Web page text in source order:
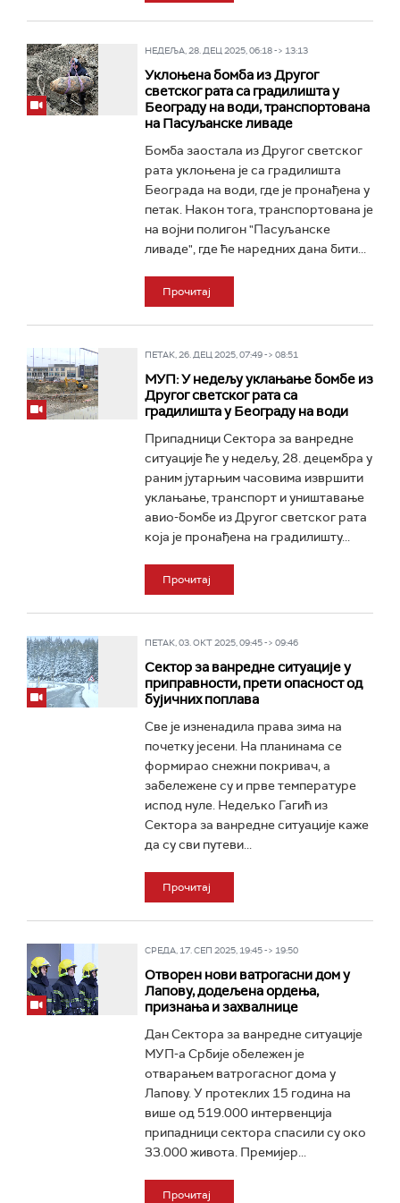
НЕДЕЉА, 28. ДЕЦ 2025, 06:18 -> 13:13
Уклoњена бомба из Другог
светског рата са градилишта у
Београду на води, транспортована
на Пасуљанске ливаде
Бомба заостала из Другог светског
рата уклоњена је са градилишта
Београда на води, где је пронађена у
петак. Након тога, транспортована је
на војни полигон "Пасуљанске
ливаде", где ће наредних дана бити...
Прочитај
ПЕТАК, 26. ДЕЦ 2025, 07:49 -> 08:51
МУП: У недељу уклањање бомбе из
Другог светског рата са
градилишта у Београду на води
Припадници Сектора за ванредне
ситуације ће у недељу, 28. децембра у
раним јутарњим часовима извршити
уклањање, транспорт и уништавање
авио-бомбе из Другог светског рата
која је пронађена на градилишту...
Прочитај
ПЕТАК, 03. ОКТ 2025, 09:45 -> 09:46
Сектор за ванредне ситуације у
приправности, прети опасност од
бујичних поплава
Све је изненадила права зима на
почетку јесени. На планинама се
формирао снежни покривач, а
забележене су и прве температуре
испод нуле. Недељко Гагић из
Сектора за ванредне ситуације каже
да су сви путеви...
Прочитај
СРЕДА, 17. СЕП 2025, 19:45 -> 19:50
Отворен нови ватрогасни дом у
Лапову, додељена ордења,
признања и захвалнице
Дан Сектора за ванредне ситуације
МУП-а Србије обележен је
отварањем ватрогасног дома у
Лапову. У протеклих 15 година на
више од 519.000 интервенција
припадници сектора спасили су око
33.000 живота. Премијер...
Прочитај